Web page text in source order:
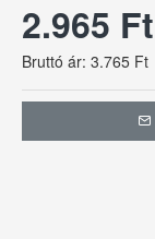
2.965 Ft
Bruttó ár: 3.765 Ft